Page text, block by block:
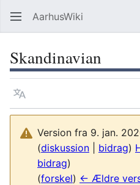
AarhusWiki
Skandinavian
Sprog
Version fra 9. jan.
(diskussion bidrag)
bidrag)
(forskel) ← Ældre